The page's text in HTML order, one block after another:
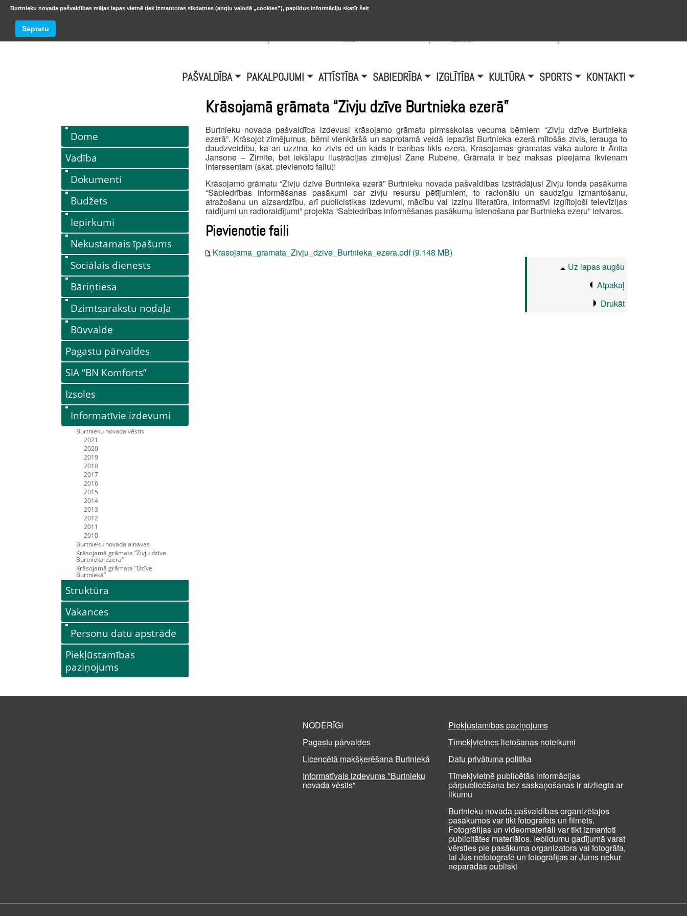
BURTNIEKU NOVADS m/s
izmērs
PAŠVALDĪBA PAKALPOJUMI ATTĪSTĪBA SABIEDRĪBA IZGLĪTĪBA KULTŪRA SPORTS KONTAKTI
Dome
Vadība
Dokumenti
Budžets
Iepirkumi
Nekustamais īpašums
Sociālais dienests
Bāriņtiesa
Dzimtsarakstu nodaļa
Būvvalde
Pagastu pārvaldes
SIA “BN Komforts”
Izsoles
Informatīvie izdevumi
Burtnieku novada vēstis
2021
2020
2019
2018
2017
2016
2015
2014
2013
2012
2011
2010
Burtnieku novada ainavas
Krāsojamā grāmata “Zivju dzīve
Burtnieka ezerā”
Krāsojamā grāmata “Dzīve
Burtniekā”
Struktūra
Vakances
Personu datu apstrāde
Piekļūstamības
paziņojums
Krāsojamā grāmata “Zivju dzīve Burtnieka ezerā”
Burtnieku novada pašvaldība izdevusi krāsojamo grāmatu pirmsskolas vecuma bērniem “Zivju dzīve Burtnieka
ezerā”. Krāsojot zīmējumus, bērni vienkāršā un saprotamā veidā iepazīst Burtnieka ezerā mītošās zivis, ierauga to
daudzveidību, kā arī uzzina, ko zivis ēd un kāds ir barības tīkls ezerā. Krāsojamās grāmatas vāka autore ir Anita
Jansone – Zirnīte, bet iekšlapu ilustrācijas zīmējusi Zane Rubene. Grāmata ir bez maksas pieejama ikvienam
interesentam (skat. pievienoto failu)!
Krāsojamo grāmatu “Zivju dzīve Burtnieka ezerā” Burtnieku novada pašvaldības izstrādājusi Zivju fonda pasākuma
“Sabiedrības informēšanas pasākumi par zivju resursu pētījumiem, to racionālu un saudzīgu izmantošanu,
atražošanu un aizsardzību, arī publicistikas izdevumi, mācību vai izziņu literatūra, informatīvi izglītojoši televīzijas
raidījumi un radioraidījumi” projekta “Sabiedrības informēšanas pasākumu īstenošana par Burtnieka ezeru” ietvaros.
Pievienotie faili
Krasojama_gramata_Zivju_dzive_Burtnieka_ezera.pdf (9.148 MB)
Uz lapas augšu
Atpakaļ
Drukāt
NODERĪGI
Pagastu pārvaldes
Licencētā makšķerēšana Burtniekā
Informatīvais izdevums "Burtnieku
novada vēstis"
Piekļūstamības paziņojums
Tīmekļvietnes lietošanas noteikumi
Datu privātuma politika
Tīmekļvietnē publicētās informācijas
pārpublicēšana bez saskaņošanas ir aizliegta ar
likumu
Burtnieku novada pašvaldības organizētajos
pasākumos var tikt fotografēts un filmēts.
Fotogrāfijas un videomateriāli var tikt izmantoti
publicitātes materiālos. Iebildumu gadījumā varat
vērsties pie pasākuma organizatora vai fotogrāfa,
lai Jūs nefotografē un fotogrāfijas ar Jums nekur
neparādās publiski
Burtnieku novada pašvaldības mājas lapas vietnē tiek izmantotas sīkdatnes (angļu valodā „cookies”), papildus informāciju skatīt šeit
Sapratu